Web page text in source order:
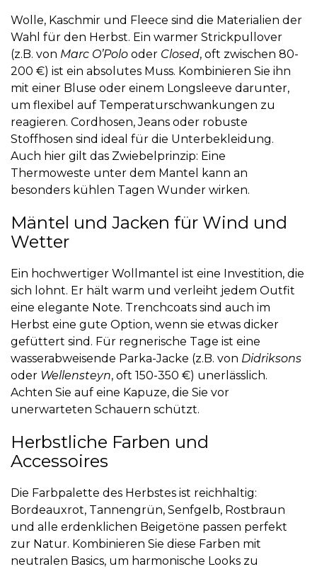
Wolle, Kaschmir und Fleece sind die Materialien der
Wahl für den Herbst. Ein warmer Strickpullover
(z.B. von Marc O’Polo oder Closed, oft zwischen 80-
200 €) ist ein absolutes Muss. Kombinieren Sie ihn
mit einer Bluse oder einem Longsleeve darunter,
um flexibel auf Temperaturschwankungen zu
reagieren. Cordhosen, Jeans oder robuste
Stoffhosen sind ideal für die Unterbekleidung.
Auch hier gilt das Zwiebelprinzip: Eine
Thermoweste unter dem Mantel kann an
besonders kühlen Tagen Wunder wirken.
Mäntel und Jacken für Wind und
Wetter
Ein hochwertiger Wollmantel ist eine Investition, die
sich lohnt. Er hält warm und verleiht jedem Outfit
eine elegante Note. Trenchcoats sind auch im
Herbst eine gute Option, wenn sie etwas dicker
gefüttert sind. Für regnerische Tage ist eine
wasserabweisende Parka-Jacke (z.B. von Didriksons
oder Wellensteyn, oft 150-350 €) unerlässlich.
Achten Sie auf eine Kapuze, die Sie vor
unerwarteten Schauern schützt.
Herbstliche Farben und
Accessoires
Die Farbpalette des Herbstes ist reichhaltig:
Bordeauxrot, Tannengrün, Senfgelb, Rostbraun
und alle erdenklichen Beigetöne passen perfekt
zur Natur. Kombinieren Sie diese Farben mit
neutralen Basics, um harmonische Looks zu